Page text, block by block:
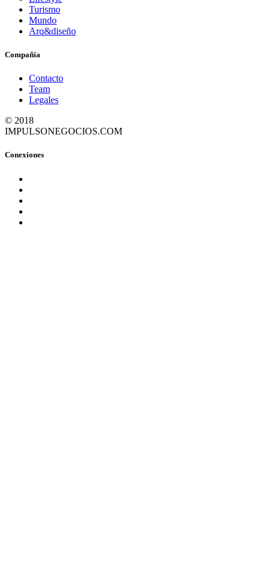
Turismo
Mundo
Arq&diseño
Compañía
Contacto
Team
Legales
© 2018
IMPULSONEGOCIOS.COM
Conexiones